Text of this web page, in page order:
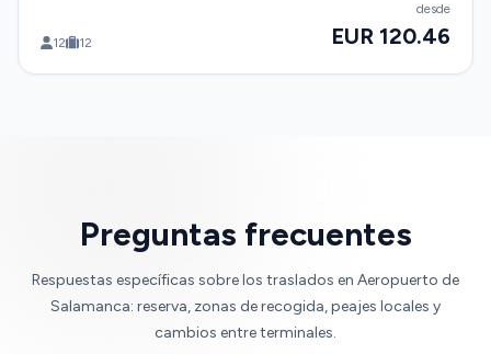
12 12
desde
EUR 120.46
Preguntas frecuentes
Respuestas específicas sobre los traslados en Aeropuerto de
Salamanca: reserva, zonas de recogida, peajes locales y
cambios entre terminales.